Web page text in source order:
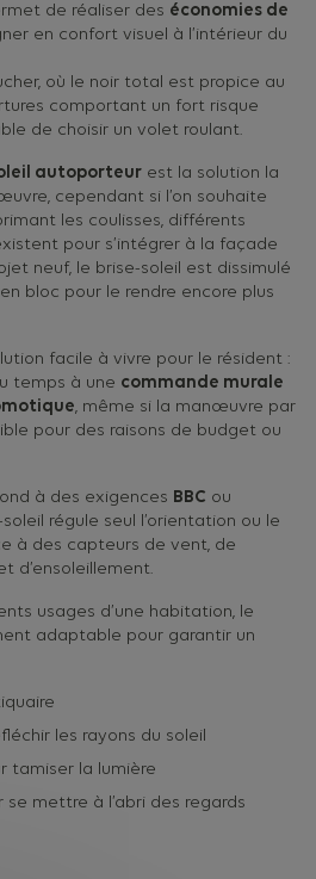
de réaliser des économies de
en confort visuel à l’intérieur du
où le noir total est propice au
comportant un fort risque
de choisir un volet roulant.
autoporteur est la solution la
cependant si l’on souhaite
les coulisses, différents
pour s’intégrer à la façade
neuf, le brise-soleil est dissimulé
bloc pour le rendre encore plus
facile à vivre pour le résident :
temps à une commande murale
, même si la manœuvre par
pour des raisons de budget ou
à des exigences BBC ou
soleil régule seul l’orientation ou le
à des capteurs de vent, de
d’ensoleillement.
usages d’une habitation, le
adaptable pour garantir un
les rayons du soleil
tamiser la lumière
se mettre à l’abri des regards